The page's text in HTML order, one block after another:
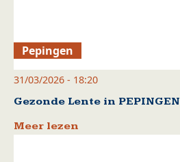
Pepingen
31/03/2026 - 18:20
Gezonde Lente in PEPINGEN
Meer lezen